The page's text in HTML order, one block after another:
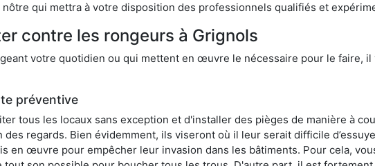
nôtre qui mettra à votre disposition des professionnels qualifiés et
contre les rongeurs à Grignols
votre quotidien ou qui mettent en œuvre le nécessaire pour le faire,
préventive
tous les locaux sans exception et d'installer des pièges de manière à
regards. Bien évidemment, ils viseront où il leur serait difficile
en œuvre pour empêcher leur invasion dans les bâtiments. Pour cela,